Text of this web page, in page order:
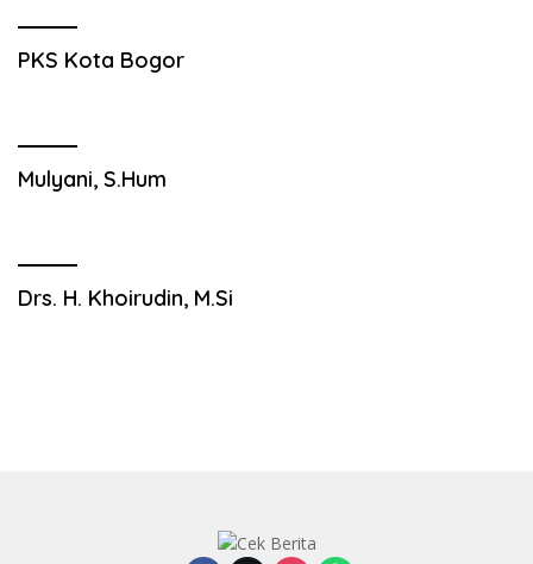
PKS Kota Bogor
Mulyani, S.Hum
Drs. H. Khoirudin, M.Si